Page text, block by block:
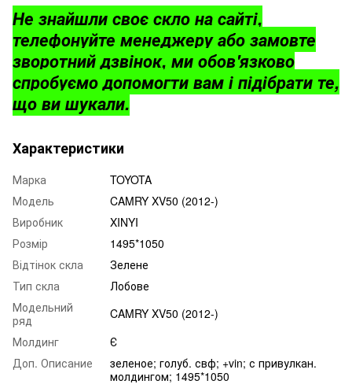
Не знайшли своє скло на сайті,
телефонуйте менеджеру або замовте
зворотний дзвінок, ми обов'язково
спробуємо допомогти вам і підібрати те,
що ви шукали.
Характеристики
Марка
TOYOTA
Модель
CAMRY XV50 (2012-)
Виробник
XINYI
Розмір
1495*1050
Відтінок скла
Зелене
Тип скла
Лобове
Модельний
ряд
CAMRY XV50 (2012-)
Молдинг
Є
Доп. Описание
зеленое; голуб. свф; +vin; с привулкан.
молдингом; 1495*1050